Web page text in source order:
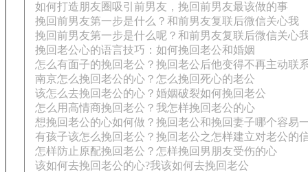
如何打造朋友圈吸引前男友，挽回前男友最该做的事
挽回前男友第一步是什么？和前男友复联后微信关心我
挽回前男友第一步是什么呢？和前男友复联后微信关心
挽回老公心的语言技巧：如何挽回老公和婚姻
怎么有面子的挽回老公？挽回老公后他变得不再主动联
南京怎么挽回老公的心？怎么挽回死心的老公
该怎么去挽回老公的心？婚姻破裂如何挽回老公
怎么用高情商挽回老公？我怎样挽回老公的心
想挽回老公的心如何做？挽回老公和挽回妻子哪个容易
有孩子该怎么挽回老公？挽回老公之怎样建立对老公的
怎样防止原配挽回老公？怎样挽回男朋友受伤的心
该如何去挽回老公的心?我该如何去挽回老公